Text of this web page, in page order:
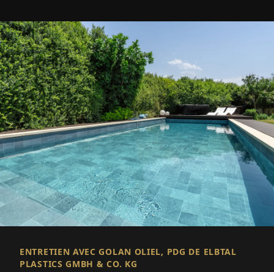
ENTRETIEN AVEC GOLAN OLIEL, PDG DE ELBTAL
PLASTICS GMBH & CO. KG